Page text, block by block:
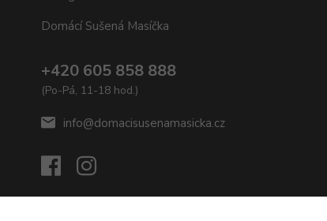
Domácí Sušená Masíčka
+420 605 858 888
(Po-Pá, 11-18 hod.)
info@domacisusenamasicka.cz